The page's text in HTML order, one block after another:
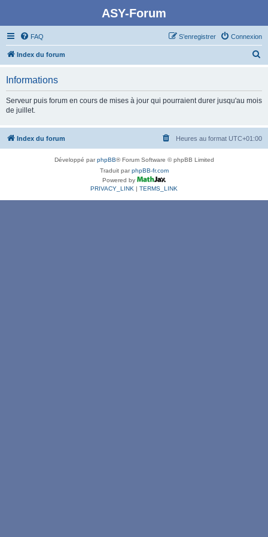
ASY-Forum
FAQ Connexion
S’enregistrer
Index du forum
c
Informations
Serveur puis forum en cours de mises à jour qui pourraient durer jusqu'au mois
de juillet.
Index du forum Heures au format UTC+01:00
Développé parphpBB® Forum Software © phpBB Limited
Traduit parphpBB-fr.com
Powered by
PRIVACY_LINK | TERMS_LINK